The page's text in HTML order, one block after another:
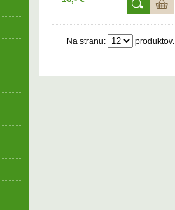
Na stranu: produktov.